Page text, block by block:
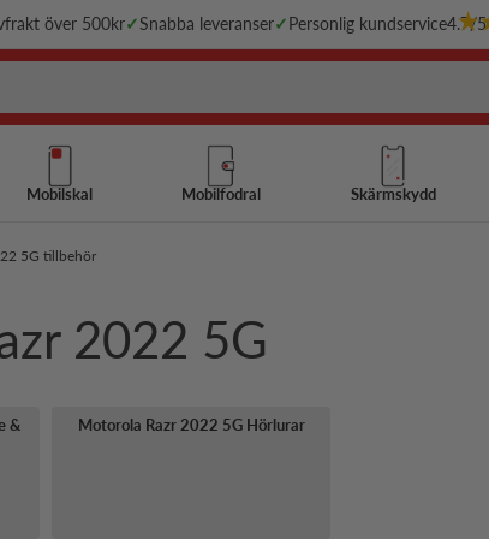
över 500kr✓Snabba leveranser✓ Personlig kundservice4.7/5
Mobilskal Mobilfodral Skärmskydd
5G tillbehör
2022 5G
&
Motorola Razr 2022 5G Hörlurar